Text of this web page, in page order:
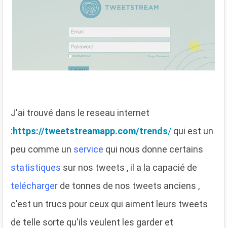
J'ai trouvé dans le reseau internet
:https://tweetstreamapp.com/trends/ qui est un
peu comme un service qui nous donne certains
statistiques sur nos tweets , il a la capacié de
telécharger de tonnes de nos tweets anciens ,
c'est un trucs pour ceux qui aiment leurs tweets
de telle sorte qu'ils veulent les garder et